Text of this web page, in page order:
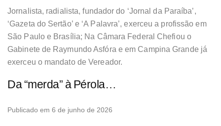
Jornalista, radialista, fundador do ‘Jornal da Paraíba’,
‘Gazeta do Sertão’ e ‘A Palavra’, exerceu a profissão em
São Paulo e Brasília; Na Câmara Federal Chefiou o
Gabinete de Raymundo Asfóra e em Campina Grande já
exerceu o mandato de Vereador.
Da “merda” à Pérola…
Publicado em 6 de junho de 2026